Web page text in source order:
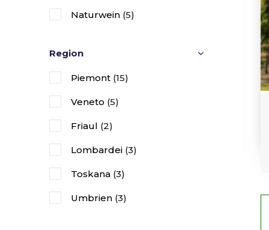
Naturwein (5)
Region
Piemont (15)
Veneto (5)
Friaul (2)
Lombardei (3)
Toskana (3)
Umbrien (3)